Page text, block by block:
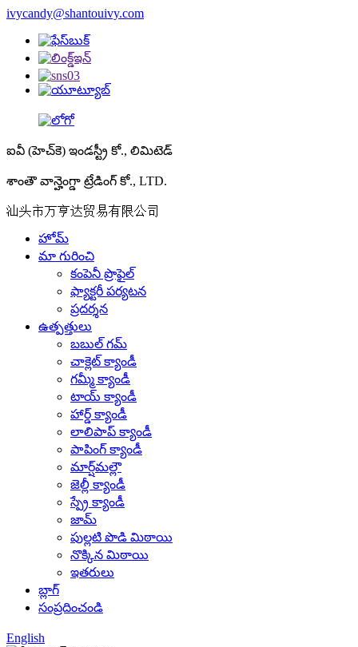
ivycandy@shantouivy.com
ఐవీ (హెచ్‌కె) ఇండస్ట్రీ కో., లిమిటెడ్
శాంతౌ వాన్హెంగ్డా ట్రేడింగ్ కో., LTD.
汕头市万亨达贸易有限公司
హోమ్
మా గురించి
కంపెనీ ప్రొఫైల్
ఫ్యాక్టరీ పర్యటన
ప్రదర్శన
ఉత్పత్తులు
బబుల్ గమ్
చాక్లెట్ క్యాండీ
గమ్మీ క్యాండీ
టాయ్ క్యాండీ
హార్డ్ క్యాండీ
లాలిపాప్ క్యాండీ
పాపింగ్ క్యాండీ
మార్ష్‌మల్లౌ
జెల్లీ క్యాండీ
స్ప్రే క్యాండీ
జామ్
పుల్లటి పొడి మిఠాయి
నొక్కిన మిఠాయి
ఇతరులు
బ్లాగ్
సంప్రదించండి
English